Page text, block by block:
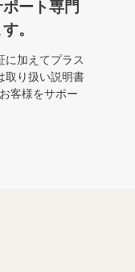
ート専門
。
に加えてプラス
取り扱い説明書
客様をサポー